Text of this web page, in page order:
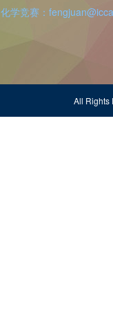
化学竞赛：
All Rights